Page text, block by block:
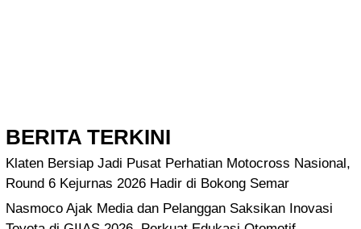
BERITA TERKINI
Klaten Bersiap Jadi Pusat Perhatian Motocross Nasional,
Round 6 Kejurnas 2026 Hadir di Bokong Semar
Nasmoco Ajak Media dan Pelanggan Saksikan Inovasi